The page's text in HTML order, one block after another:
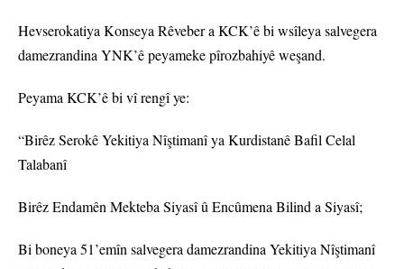
Hevserokatiya Konseya Rêveber a KCK’ê bi wsîleya salvegera
damezrandina YNK’ê peyameke pîrozbahiyê weşand.
Peyama KCK’ê bi vî rengî ye:
“Birêz Serokê Yekitiya Nîştimanî ya Kurdistanê Bafil Celal
Talabanî
Birêz Endamên Mekteba Siyasî û Encûmena Bilind a Siyasî;
Bi boneya 51’emîn salvegera damezrandina Yekitiya Nîştimanî